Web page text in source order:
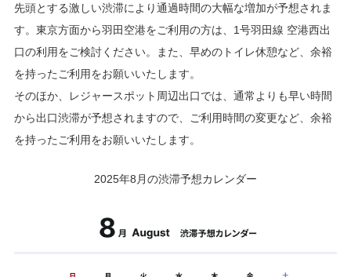
先頭とする激しい渋滞により通過時間の大幅な増加が予想されま
す。東京方面から羽田空港をご利用の方は、1号羽田線 空港西出
口の利用をご検討ください。また、早めのトイレ休憩など、余裕
を持ったご利用をお願いいたします。
そのほか、レジャースポット周辺出口では、通常よりも早い時間
から出口渋滞が予想されますので、ご利用時間の変更など、余裕
を持ったご利用をお願いいたします。
2025年8月の渋滞予想カレンダー